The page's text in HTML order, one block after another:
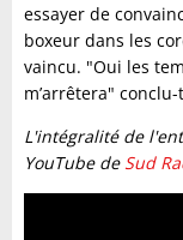
essayer de
boxeur dans les
vaincu. "Oui les
m’arrêtera"
L'intégralité de
YouTube de Sud